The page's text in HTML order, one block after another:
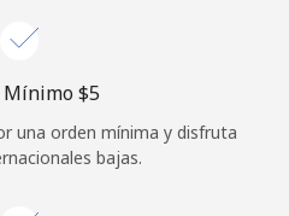
⁦$5⁩
una orden mínima y disfruta
bajas.